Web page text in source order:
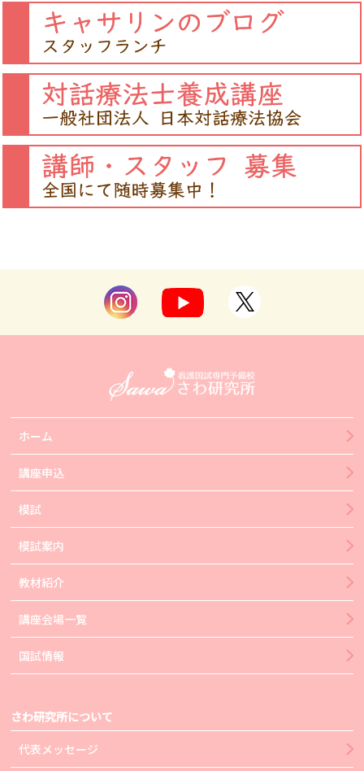
ホーム
講座申込
模試
模試案内
教材紹介
講座会場一覧
国試情報
さわ研究所について
代表メッセージ